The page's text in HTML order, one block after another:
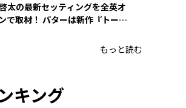
太の最新セッティングを全英オ
で取材！ パターは新作『トーチ
もっと読む
キング